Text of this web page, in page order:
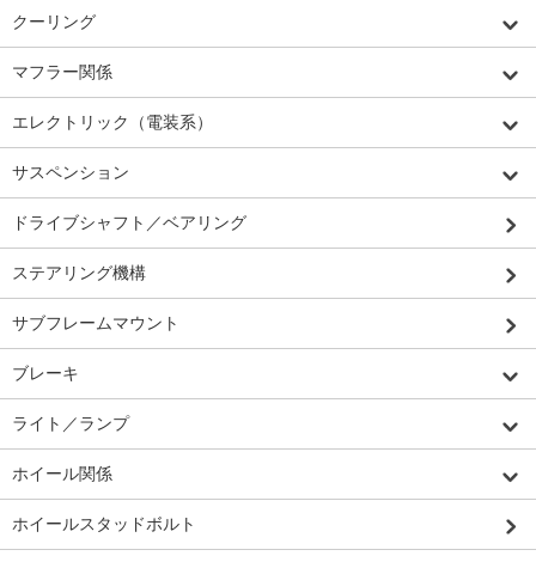
クーリング
マフラー関係
エレクトリック（電装系）
サスペンション
ドライブシャフト／ベアリング
ステアリング機構
サブフレームマウント
ブレーキ
ライト／ランプ
ホイール関係
ホイールスタッドボルト